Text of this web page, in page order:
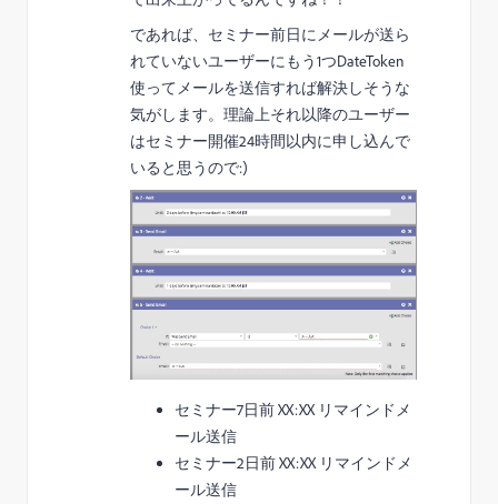
であれば、セミナー前日にメールが送ら
れていないユーザーにもう1つDateToken
使ってメールを送信すれば解決しそうな
気がします。理論上それ以降のユーザー
はセミナー開催24時間以内に申し込んで
いると思うので:)
セミナー7日前 XX:XX リマインドメ
ール送信
セミナー2日前 XX:XX リマインドメ
ール送信